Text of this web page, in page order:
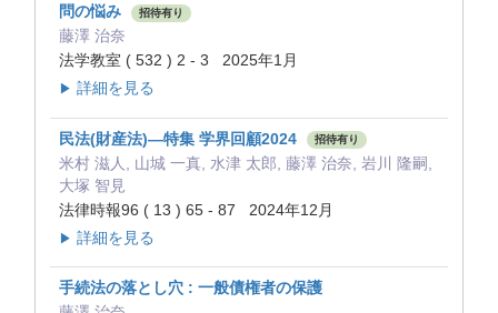
問の悩み
招待有り
藤澤 治奈
法学教室 ( 532 ) 2 - 3 2025年1月
▶ 詳細を見る
民法(財産法)—特集 学界回顧2024 招待有り
米村 滋人, 山城 一真, 水津 太郎, 藤澤 治奈, 岩川 隆嗣,
大塚 智見
法律時報96 ( 13 ) 65 - 87 2024年12月
▶ 詳細を見る
手続法の落とし穴 : 一般債権者の保護